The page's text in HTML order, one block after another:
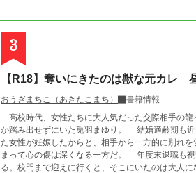
3
【R18】奪いにきたのは獣な元カレ
おうぎまちこ（あきたこまち）
書籍情報
高校時代、女性たちに大人気だった交際相手の
か踏み出せずにいた兎羽まゆり。 結婚適齢期も
た女性が妊娠したからと、相手から一方的に別れ
まって心の傷は深くなる一方だ。 年度末退職も
る。校門まで迎えに行くと、そこにいたのは大人になった大牙で――？ 裏切られた心の傷が深